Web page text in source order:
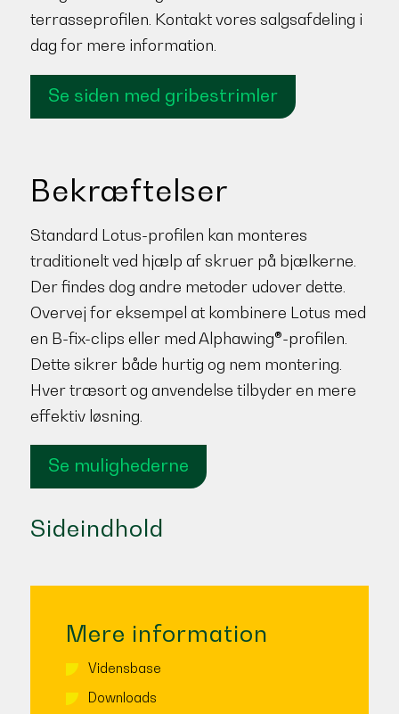
terrasseprofilen. Kontakt vores salgsafdeling i
dag for mere information.
Se siden med gribestrimler
Bekræftelser
Standard Lotus-profilen kan monteres
traditionelt ved hjælp af skruer på bjælkerne.
Der findes dog andre metoder udover dette.
Overvej for eksempel at kombinere Lotus med
en B-fix-clips eller med Alphawing®-profilen.
Dette sikrer både hurtig og nem montering.
Hver træsort og anvendelse tilbyder en mere
effektiv løsning.
Se mulighederne
Sideindhold
Mere information
Vidensbase
Downloads